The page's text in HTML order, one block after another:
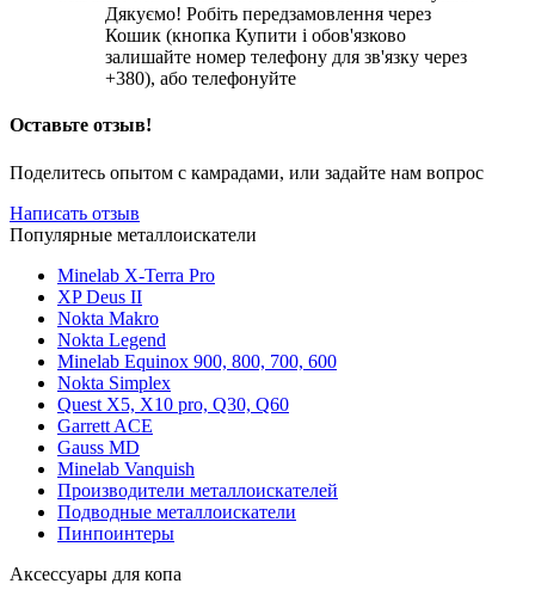
Дякуємо! Робіть передзамовлення через
Кошик (кнопка Купити і обов'язково
залишайте номер телефону для зв'язку через
+380), або телефонуйте
Оставьте отзыв!
Поделитесь опытом с камрадами, или задайте нам вопрос
Написать отзыв
Популярные металлоискатели
Minelab X-Terra Pro
XP Deus II
Nokta Makro
Nokta Legend
Minelab Equinox 900, 800, 700, 600
Nokta Simplex
Quest X5, X10 pro, Q30, Q60
Garrett ACE
Gauss MD
Minelab Vanquish
Производители металлоискателей
Подводные металлоискатели
Пинпоинтеры
Аксессуары для копа